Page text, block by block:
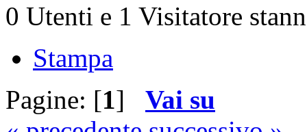
0 Utenti e 1 Visitatore
Stampa
Pagine: [1] Vai su